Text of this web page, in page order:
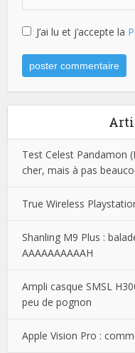
J’ai lu et j’accepte la
Test Celest Pandamon
cher, mais à pas
True Wireless
Shanling M9 Plus :
AAAAAAAAAAH
Ampli casque SMSL
peu de pognon
Apple Vision Pro :